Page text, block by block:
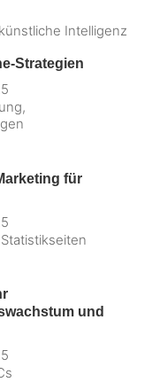
künstliche Intelligenz
Strategien
,
für
Statistikseiten
und